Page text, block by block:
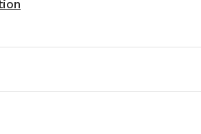
de retourner à l’hôtel
les pauses sont essentielles. La